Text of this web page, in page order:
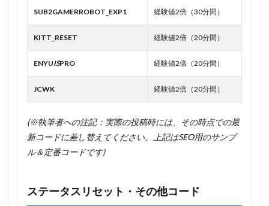
SUB2GAMERROBOT_EXP1 経験値2倍（30分間）
KITT_RESET 経験値2倍（20分間）
ENYUISPRO 経験値2倍（20分間）
JCWK 経験値2倍（20分間）
(※執筆者への注記：実際の投稿時には、その時点での最
新コードに差し替えてください。上記はSEO用のサンプ
ル＆定番コードです)
ステータスリセット・その他コード